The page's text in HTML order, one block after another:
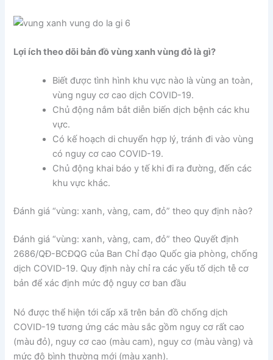
Lợi ích theo dõi bản đồ vùng xanh vùng đỏ là gì?
Biết được tình hình khu vực nào là vùng an toàn,
vùng nguy cơ cao dịch COVID-19.
Chủ động nắm bắt diễn biến dịch bệnh các khu
vực.
Có kế hoạch di chuyển hợp lý, tránh đi vào vùng
có nguy cơ cao COVID-19.
Chủ động khai báo y tế khi đi ra đường, đến các
khu vực khác.
Đánh giá “vùng: xanh, vàng, cam, đỏ” theo quy định nào?
Đánh giá “vùng: xanh, vàng, cam, đỏ” theo Quyết định
2686/QĐ-BCĐQG của Ban Chỉ đạo Quốc gia phòng, chống
dịch COVID-19. Quy định này chỉ ra các yếu tố dịch tễ cơ
bản để xác định mức độ nguy cơ ban đầu
Nó được thể hiện tới cấp xã trên bản đồ chống dịch
COVID-19 tương ứng các màu sắc gồm nguy cơ rất cao
(màu đỏ), nguy cơ cao (màu cam), nguy cơ (màu vàng) và
mức độ bình thường mới (màu xanh).